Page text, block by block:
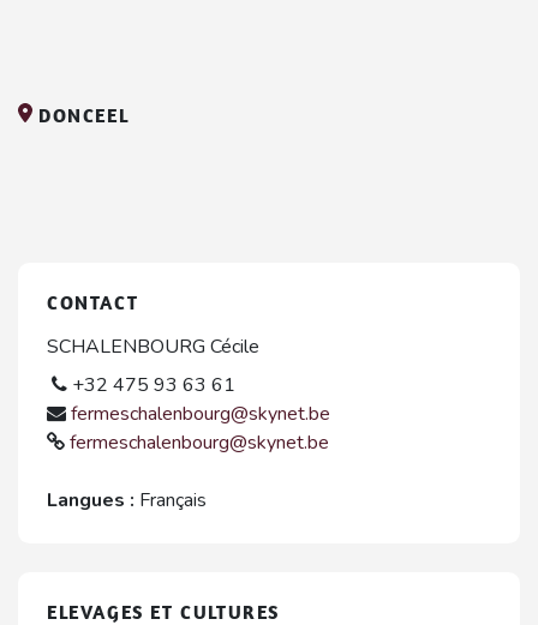
DONCEEL
CONTACT
SCHALENBOURG Cécile
+32 475 93 63 61
fermeschalenbourg@skynet.be
fermeschalenbourg@skynet.be
Langues : Français
ELEVAGES ET CULTURES